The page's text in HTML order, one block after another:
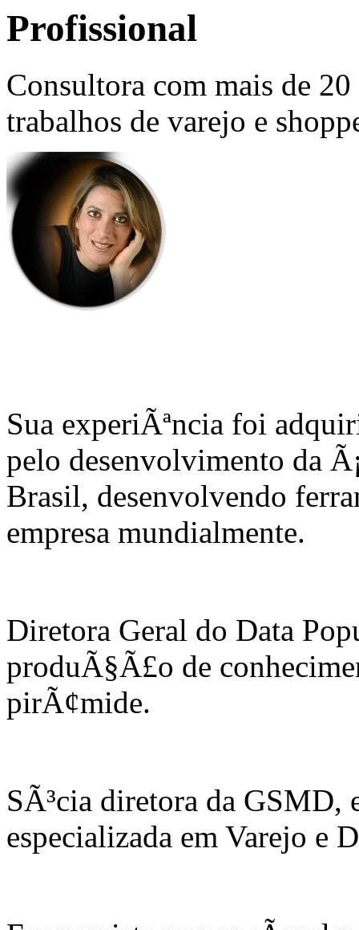
Profissional
Consultora com mais de
trabalhos de varejo e
Sua experiÃªncia foi
pelo desenvolvimento da
Brasil, desenvolvendo
empresa mundialmente.
Diretora Geral do Data
produÃ§Ã£o de
pirÃ¢mide.
SÃ³cia diretora da GSMD,
especializada em Varejo e